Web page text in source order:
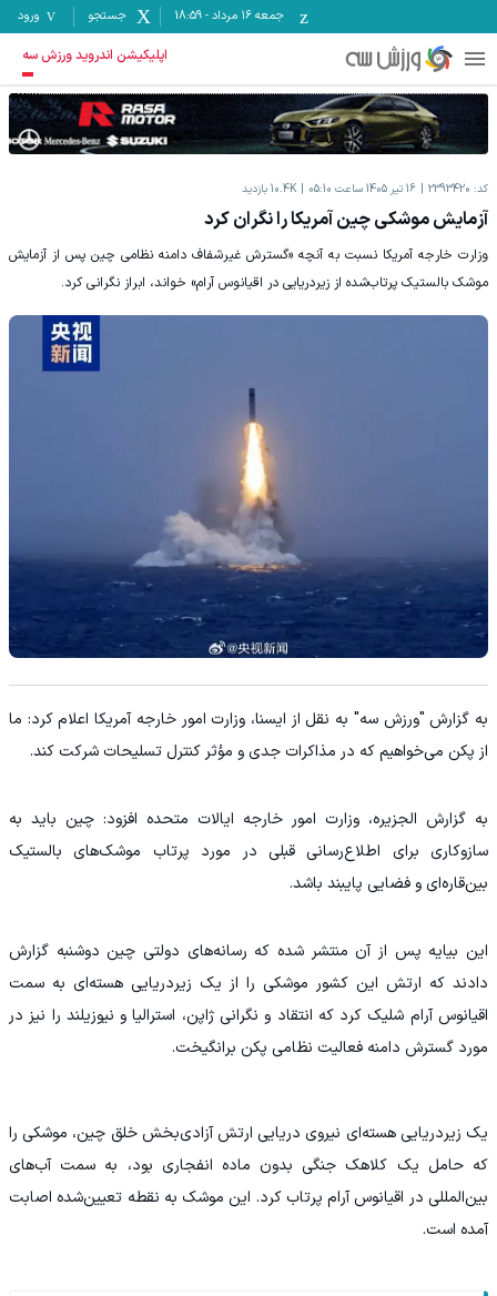
جمعه ۱۶ مرداد -
18:59 جستجو ورود
اپلیکیشن اندروید ورزش سه
کد: 2393420 16 تیر 1405 ساعت 05:10 10.4K بازدید
آزمایش موشکی چین آمریکا را نگران کرد
وزارت خارجه آمریکا نسبت به آنچه «گسترش غیرشفاف دامنه نظامی چین پس از آزمایش
موشک بالستیک پرتاب‌شده از زیردریایی در اقیانوس آرام» خواند، ابراز نگرانی کرد.
به گزارش "ورزش سه" به نقل از ایسنا، وزارت امور خارجه آمریکا اعلام کرد: ما
از پکن می‌خواهیم که در مذاکرات جدی و مؤثر کنترل تسلیحات شرکت کند.
به گزارش الجزیره، وزارت امور خارجه ایالات متحده افزود: چین باید به
سازوکاری برای اطلاع‌رسانی قبلی در مورد پرتاب موشک‌های بالستیک
بین‌قاره‌ای و فضایی پایبند باشد.
این بیایه پس از آن منتشر شده که رسانه‌های دولتی چین دوشنبه گزارش
دادند که ارتش این کشور موشکی را از یک زیردریایی هسته‌ای به سمت
اقیانوس آرام شلیک کرد که انتقاد و نگرانی ژاپن، استرالیا و نیوزیلند را نیز در
مورد گسترش دامنه فعالیت نظامی پکن برانگیخت.
یک زیردریایی هسته‌ای نیروی دریایی ارتش آزادی‌بخش خلق چین، موشکی را
که حامل یک کلاهک جنگی بدون ماده انفجاری بود، به سمت آب‌های
بین‌المللی در اقیانوس آرام پرتاب کرد. این موشک به نقطه تعیین‌شده اصابت
آمده است.